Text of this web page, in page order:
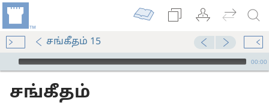
சங்கீதம் 15
Audio Player
00:00
சங்கீதம்